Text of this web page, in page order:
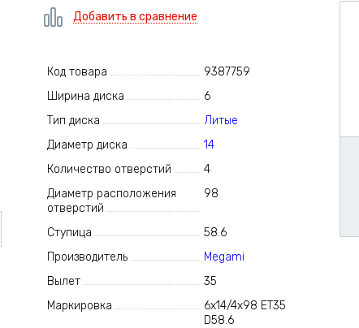
Добавить в сравнение
Код товара
9387759
Ширина диска
6
Тип диска
Литые
Диаметр диска
14
Количество отверстий
4
Диаметр расположения
отверстий
98
Ступица
58.6
Производитель
Megami
Вылет
35
Маркировка
6x14/4x98 ET35
D58.6